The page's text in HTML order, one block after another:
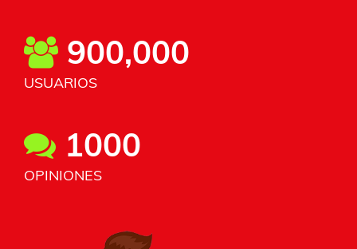
900,000
USUARIOS
1000
OPINIONES